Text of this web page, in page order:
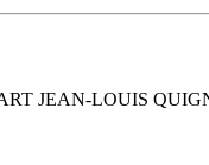
JEAN-LOUIS